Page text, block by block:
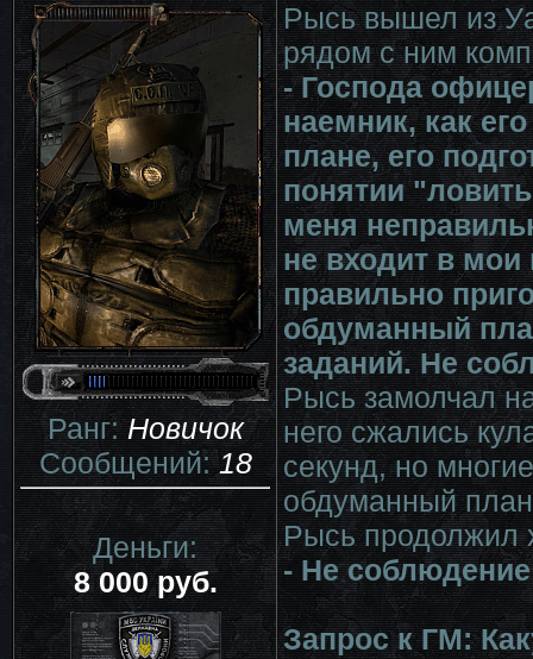
Ранг:Новичок
Сообщений:18
Деньги:
8 000 руб.
Рысь вышел из
рядом с ним
- Господа
наемник, как
плане, его
понятии
меня
не входит в
правильно
обдуманный
заданий. Не
Рысь замолчал
него сжались
секунд, но
обдуманный
Рысь продолжил
- Не соблюдение
Запрос к ГМ: